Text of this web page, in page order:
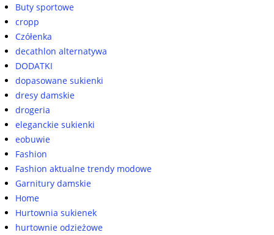
Buty sportowe
cropp
Czółenka
decathlon alternatywa
DODATKI
dopasowane sukienki
dresy damskie
drogeria
eleganckie sukienki
eobuwie
Fashion
Fashion aktualne trendy modowe
Garnitury damskie
Home
Hurtownia sukienek
hurtownie odzieżowe